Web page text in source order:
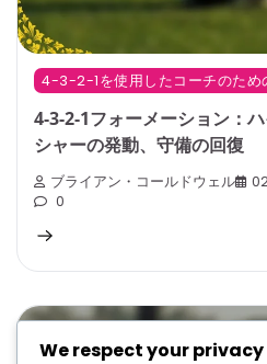
4-3-2-1を使用したコーチのため
4-3-2-1フォーメーション：
シャーの発動、守備の回復
ブライアン・コールドウェル
0
We respect your privacy